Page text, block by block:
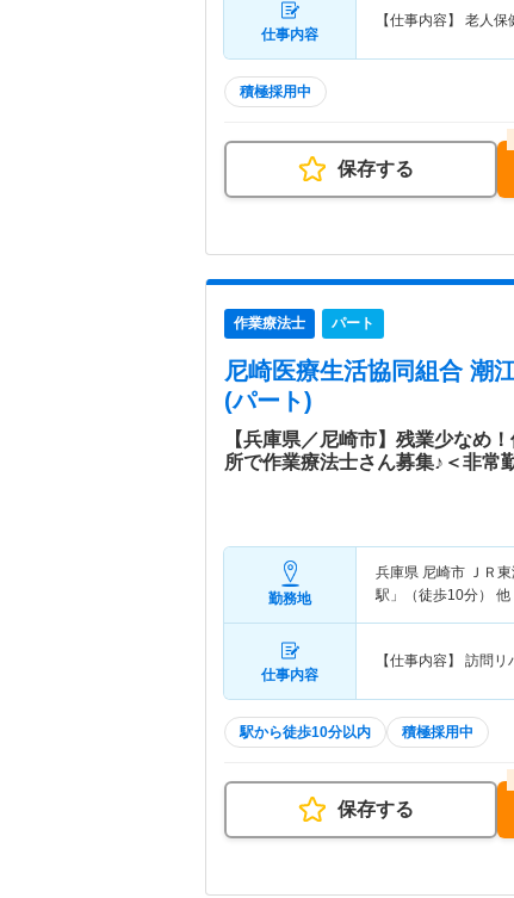
仕事内容
【仕事内容】 老人
積極採用中
保存する
作業療法士 パート
尼崎医療生活協同組合 潮
(パート)
【兵庫県／尼崎市】残業少なめ
所で作業療法士さん募集♪＜非常
勤務地
兵庫県 尼崎市 ＪＲ
駅」（徒歩10分） 他
仕事内容
【仕事内容】 訪問
駅から徒歩10分以内 積極採用中
保存する